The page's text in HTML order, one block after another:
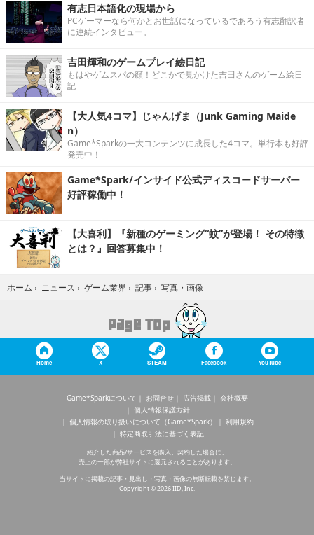
有志日本語化の現場から
PCゲーマーなら何かとお世話になっているであろう有志翻訳者
に連続インタビュー。
吉田輝和のゲームプレイ絵日記
もはやゲムスパの顔！どこかで見かけた吉田さんのゲーム絵日
記
【大人気4コマ】じゃんげま（Junk Gaming Maide
n）
Game*Sparkの一大コンテンツに成長した4コマ。単行本も好評
発売中！
Game*Spark/インサイド公式ディスコードサーバー
好評稼働中！
【大喜利】『新種のゲーミング“蚊”が登場！ その特徴
とは？』回答募集中！
ホーム › ニュース › ゲーム業界 › 記事 › 写真・画像
Home X STEAM Facebook YouTube
Game*Sparkについて お問合せ 広告掲載
会社概要
個人情報保護方針
個人情報の取り扱いについて（Game*Spark）
利用規約
特定商取引法に基づく表記
紹介した商品/サービスを購入、契約した場合に、
売上の一部が弊社サイトに還元されることがあります。
当サイトに掲載の記事・見出し・写真・画像の無断転載を禁じます。
Copyright © 2026 IID, Inc.